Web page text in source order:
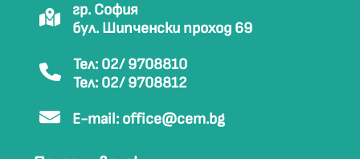
гр. София
бул. Шипченски проход 69
Тел: 02/ 9708810
Тел: 02/ 9708812
E-mail: office@cem.bg